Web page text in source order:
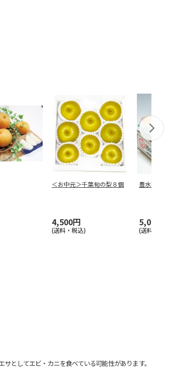
＜お中元＞千葉旬の梨８個
4,500円
(送料・税込)
豊水梨
5,000円
(送料・税込)
としてエビ・カニを食べている可能性があります。